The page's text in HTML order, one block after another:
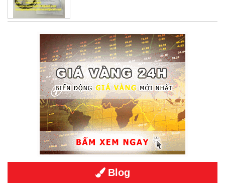
Blog